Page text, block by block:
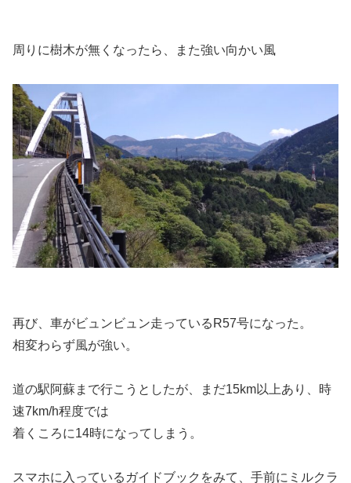
周りに樹木が無くなったら、また強い向かい風
再び、車がビュンビュン走っているR57号になった。
相変わらず風が強い。
道の駅阿蘇まで行こうとしたが、まだ15km以上あり、時
速7km/h程度では
着くころに14時になってしまう。
スマホに入っているガイドブックをみて、手前にミルクラ